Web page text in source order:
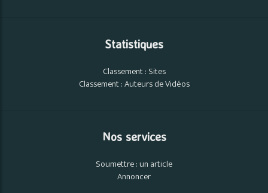
Statistiques
Classement : Sites
Classement : Auteurs de Vidéos
Nos services
Soumettre : un article
Annoncer